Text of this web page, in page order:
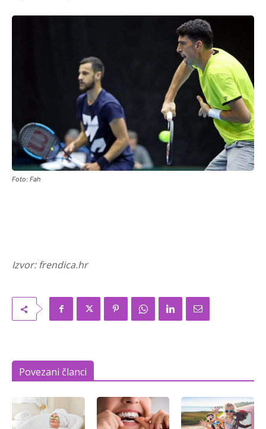
Foto: Fah
Izvor: frendica.hr
Povezani članci